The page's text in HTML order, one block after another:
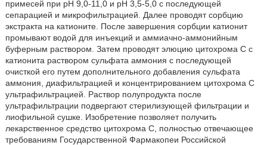
примесей при рН 9,0-11,0 и рН 3,5-5,0 с последующей
сепарацией и микрофильтрацией. Далее проводят сорбцию
экстракта на катионите. После завершения сорбции катионит
промывают водой для инъекций и аммиачно-аммонийным
буферным раствором. Затем проводят элюцию цитохрома С с
катионита раствором сульфата аммония с последующей
очисткой его путем дополнительного добавления сульфата
аммония, диафильтрацией и концентрированием цитохрома С
ультрафильтрацией. Раствор полупродукта после
ультрафильтрации подвергают стерилизующей фильтрации и
лиофильной сушке. Изобретение позволяет получить
лекарственное средство цитохрома С, полностью отвечающее
требованиям Государственной Фармакопеи Российской